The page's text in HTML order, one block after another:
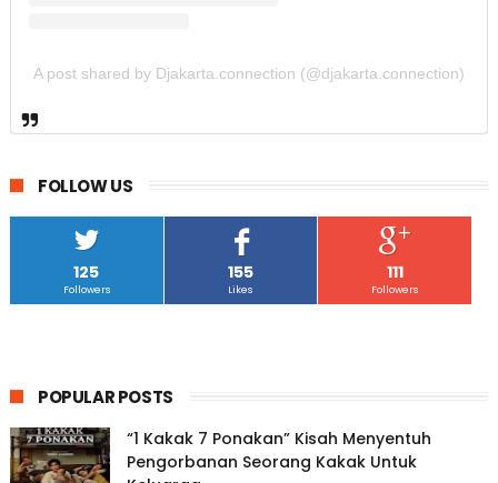
A post shared by Djakarta.connection (@djakarta.connection)
FOLLOW US
125
Followers
155
Likes
111
Followers
POPULAR POSTS
“1 Kakak 7 Ponakan” Kisah Menyentuh
Pengorbanan Seorang Kakak Untuk